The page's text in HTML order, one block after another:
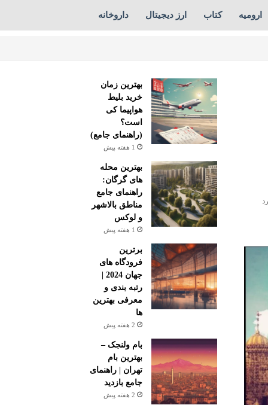
ارومیه کتاب ارز دیجیتال داروخانه
بهترین زمان
خرید بلیط
هواپیما کی
است؟
(راهنمای جامع)
1 هفته پیش
بهترین محله
های گرگان:
راهنمای جامع
مناطق بالاشهر
و لوکس
1 هفته پیش
برترین
فرودگاه های
جهان 2024 |
رتبه بندی و
معرفی بهترین
ها
2 هفته پیش
بام ولنجک –
بهترین بام
تهران | راهنمای
جامع بازدید
2 هفته پیش